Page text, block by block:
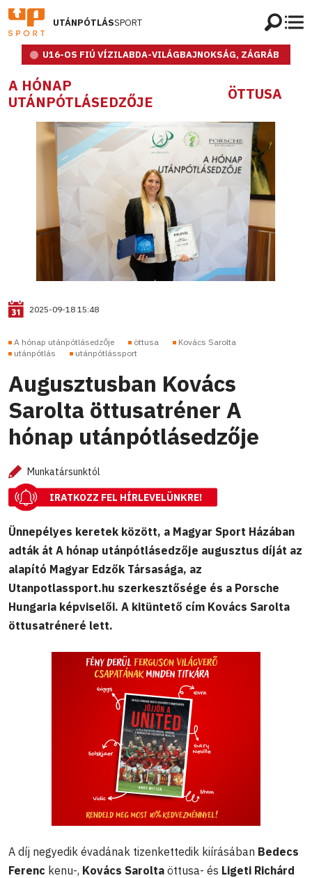
UTÁNPÓTLÁSSPORT
U16-OS FIÚ VÍZILABDA-VILÁGBAJNOKSÁG, ZÁGRÁB
A HÓNAP
UTÁNPÓTLÁSEDZŐJE
ÖTTUSA
2025-09-18 15:48
A hónap utánpótlásedzője öttusa
Kovács Sarolta
utánpótlás
utánpótlássport
Augusztusban Kovács
Sarolta öttusatréner A
hónap utánpótlásedzője
Munkatársunktól
IRATKOZZ FEL HÍRLEVELÜNKRE!
Ünnepélyes keretek között, a Magyar Sport Házában
adták át A hónap utánpótlásedzője augusztus díját az
alapító Magyar Edzők Társasága, az
Utanpotlassport.hu szerkesztősége és a Porsche
Hungaria képviselői. A kitüntető cím Kovács Sarolta
öttusatréneré lett.
A díj negyedik évadának tizenkettedik kiírásában Bedecs
Ferenc kenu-, Kovács Sarolta öttusa- és Ligeti Richárd